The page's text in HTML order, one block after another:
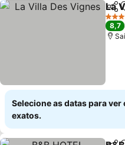
La
4
8,7
Selecione as datas para ver
exatos.